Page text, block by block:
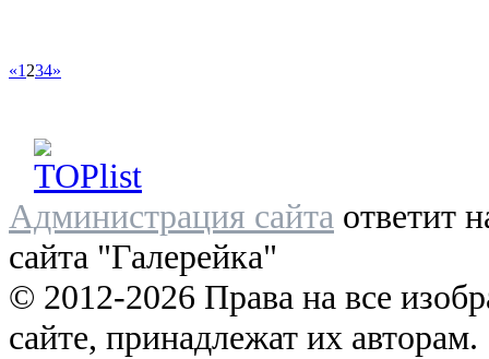
«1 234»
Администрация сайта ответит
сайта "Галерейка"
© 2012-2026 Права на все
сайте, принадлежат их авторам.